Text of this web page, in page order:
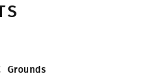
Grounds